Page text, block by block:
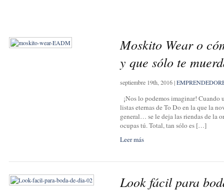
Moskito Wear o
y que sólo te
septiembre 19th, 2016|
¡Nos lo podemos imaginar! Cuando
listas eternas de To Do en la que la
general… se le deja las riendas de la
ocupas tú. Total, tan sólo es […]
Leer más
Look fácil para